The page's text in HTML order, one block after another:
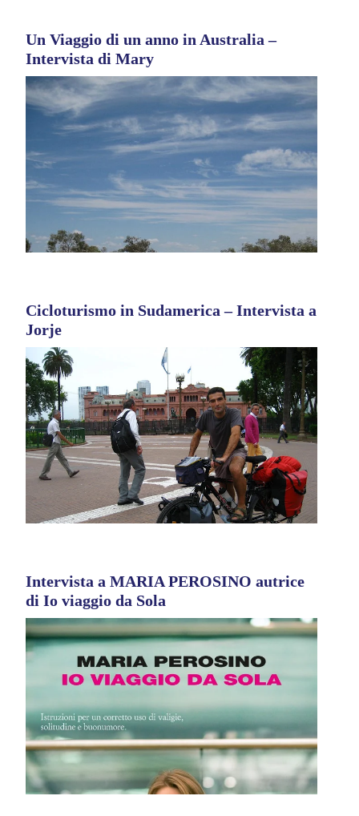
Un Viaggio di un anno in Australia –
Intervista di Mary
Cicloturismo in Sudamerica – Intervista a
Jorje
Intervista a MARIA PEROSINO autrice
di Io viaggio da Sola